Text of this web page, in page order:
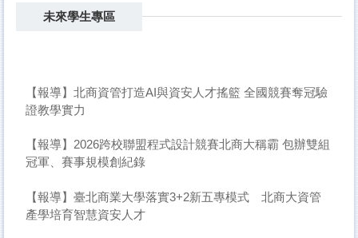
未來學生專區
【報導】北商資管打造AI與資安人才搖籃 全國競賽奪冠驗
證教學實力
【報導】2026跨校聯盟程式設計競賽北商大稱霸 包辦雙組
冠軍、賽事規模創紀錄
【報導】臺北商業大學落實3+2新五專模式 北商大資管
產學培育智慧資安人才